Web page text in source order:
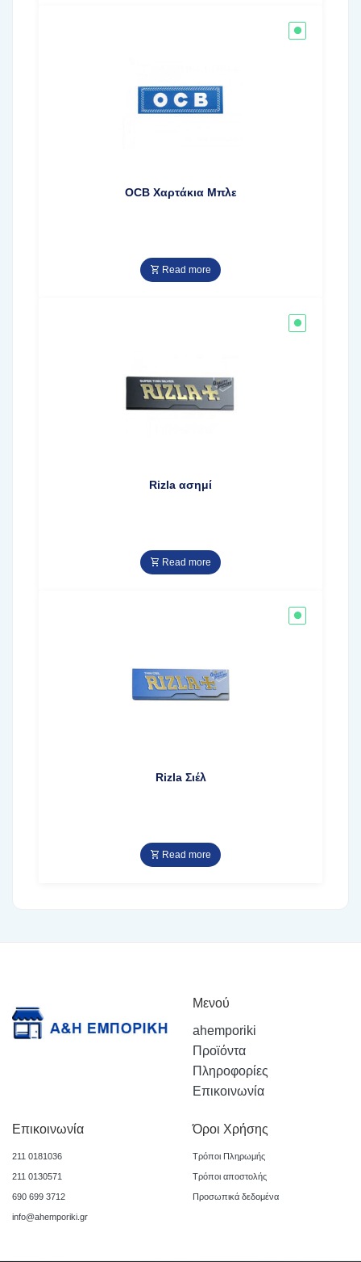
OCB Χαρτάκια Μπλε
Read more
Rizla ασημί
Read more
Rizla Σιέλ
Read more
Μενού
ahemporiki
Προϊόντα
Πληροφορίες
Επικοινωνία
Επικοινωνία
211 0181036
211 0130571
690 699 3712
info@ahemporiki.gr
Όροι Χρήσης
Τρόποι Πληρωμής
Τρόποι αποστολής
Προσωπικά δεδομένα